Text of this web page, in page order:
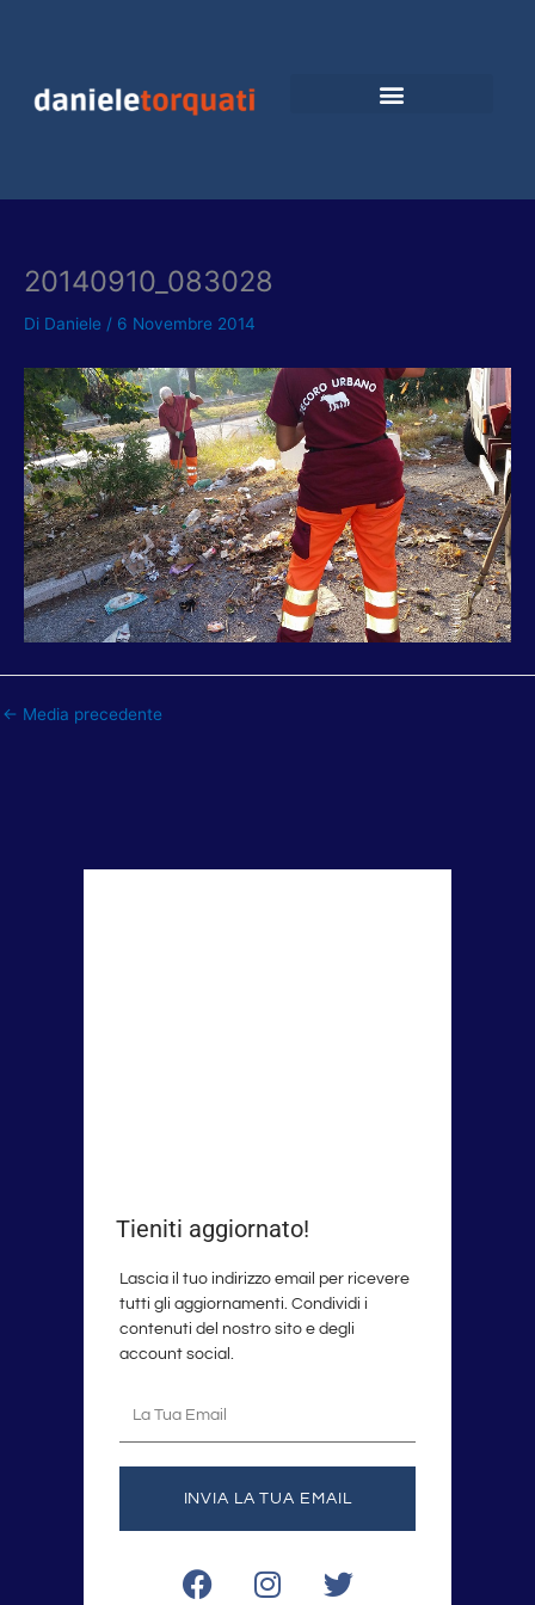
20140910_083028
Di Daniele / 6 Novembre 2014
← Media precedente
Tieniti aggiornato!
Lascia il tuo indirizzo email per ricevere
tutti gli aggiornamenti. Condividi i
contenuti del nostro sito e degli
account social.
INVIA LA TUA EMAIL
F
a
I
n
T
w